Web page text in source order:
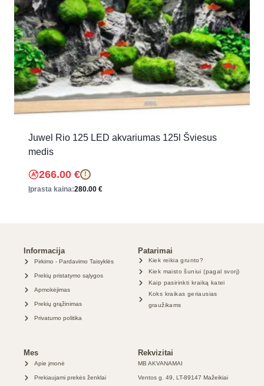
Juwel Rio 125 LED akvariumas 125l Šviesus
medis
266.00 € !
Įprasta kaina:280.00 €
Informacija
Pirkimo - Pardavimo Taisyklės
Prekių pristatymo sąlygos
Apmokėjimas
Prekių grąžinimas
Privatumo politika
Patarimai
Kiek reikia grunto?
Kiek maisto šuniui (pagal svorį)
Kaip pasirinkti kraiką katei
Koks kraikas geriausias
graužikams
Mes
Apie įmonė
Prekiaujami prekės ženklai
Rekvizitai
MB AKVANAMAI
Ventos g. 49, LT-89147 Mažeikiai